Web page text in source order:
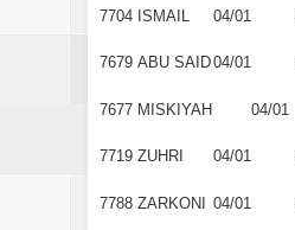
7704 ISMAIL 04/01
7679 ABU SAID04/01
7677 MISKIYAH 04/01
7719 ZUHRI 04/01
7788 ZARKONI 04/01